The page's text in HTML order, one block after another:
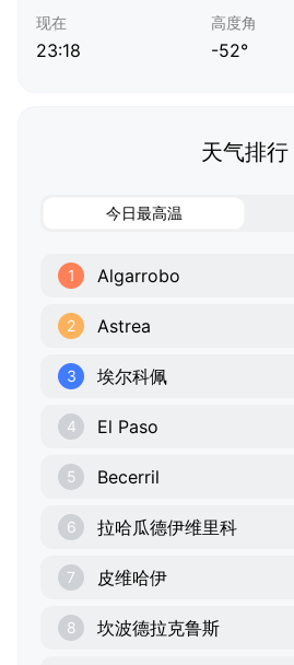
现在
23:18
高度角
-52°
天气排行
今日最高温
1 Algarrobo
2 Astrea
3 埃尔科佩
4 El Paso
5 Becerril
6 拉哈瓜德伊维里科
7 皮维哈伊
8 坎波德拉克鲁斯